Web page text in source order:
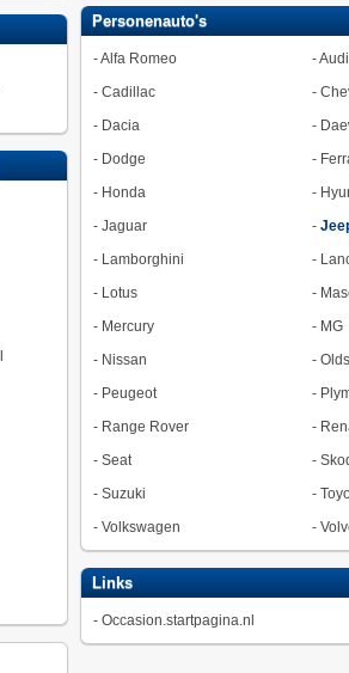
Personenauto's
-Alfa Romeo -Audi
- Cadillac -
- Dacia -
- Dodge -
- Honda -
- Jaguar -
- Lamborghini -
- Lotus -
- Mercury - MG
- Nissan -
- Peugeot -
- Range Rover -
- Seat -
- Suzuki -
- Volkswagen -
Links
- Occasion.startpagina.nl